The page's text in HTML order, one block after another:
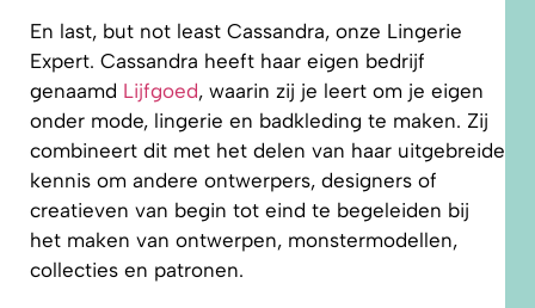
En last, but not least Cassandra, onze Lingerie
Expert. Cassandra heeft haar eigen bedrijf
genaamd Lijfgoed, waarin zij je leert om je eigen
onder mode, lingerie en badkleding te maken. Zij
combineert dit met het delen van haar uitgebreide
kennis om andere ontwerpers, designers of
creatieven van begin tot eind te begeleiden bij
het maken van ontwerpen, monstermodellen,
collecties en patronen.